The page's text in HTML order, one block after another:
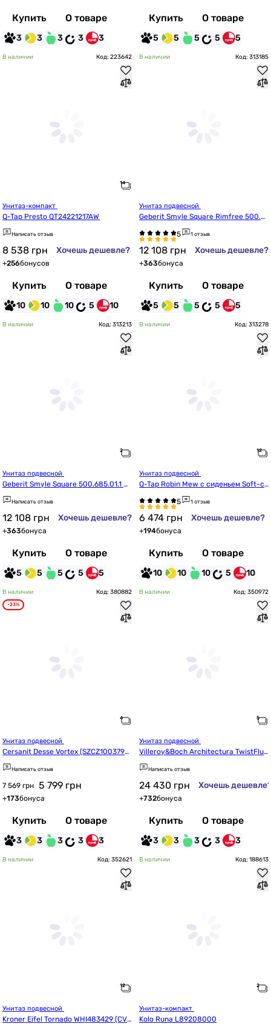
Купить О товаре
3 3 3 3 3
Купить О товаре
5 5 5 5 5
В наличии Код: 223642
Q-Tap Presto QT24221217AW
Написать отзыв
8 538 грн Хочешь дешевле?
+256бонусов
Купить О товаре
10 10 10 5 10
В наличии Код: 313185
Geberit Smyle Square Rimfree 500.6
83.00.2 с сиденьем Soft Close
1 отзыв
12 108 грн Хочешь дешевле?
+363бонуса
Купить О товаре
5 5 5 5 5
В наличии Код: 313213
Geberit Smyle Square 500.685.01.1 Ri
mfree, с сиденьем Soft Close (Sandw
ich)Написать отзыв
12 108 грн Хочешь дешевле?
+363бонуса
Купить О товаре
5 5 5 5 5
В наличии Код: 313278
Q-Tap Robin Mew с сиденьем Soft-cl
ose QT13332381ASW
1 отзыв
6 474 грн Хочешь дешевле?
+194бонуса
Купить О товаре
10 10 10 5 10
В наличии Код: 380882
-23%
Cersanit Desse Vortex (SZCZ1003790
001)
Написать отзыв
7 569 грн 5 799 грн
+173бонуса
Купить О товаре
3 3 3 3 3
В наличии Код: 350972
Villeroy&Boch Architectura TwistFlus
h 5684CL01
Написать отзыв
24 430 грн Хочешь
+732бонуса
Купить О товаре
3 3 3 3 3
В наличии Код: 352621
Kroner Eifel Tornado WHI483429 (CV0
В наличии Код: 188613
Kolo Runa L89208000